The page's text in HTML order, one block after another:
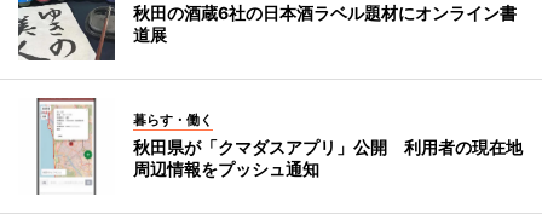
秋田の酒蔵6社の日本酒ラベル題材にオンライン書
道展
暮らす・働く
秋田県が「クマダスアプリ」公開 利用者の現在地
周辺情報をプッシュ通知